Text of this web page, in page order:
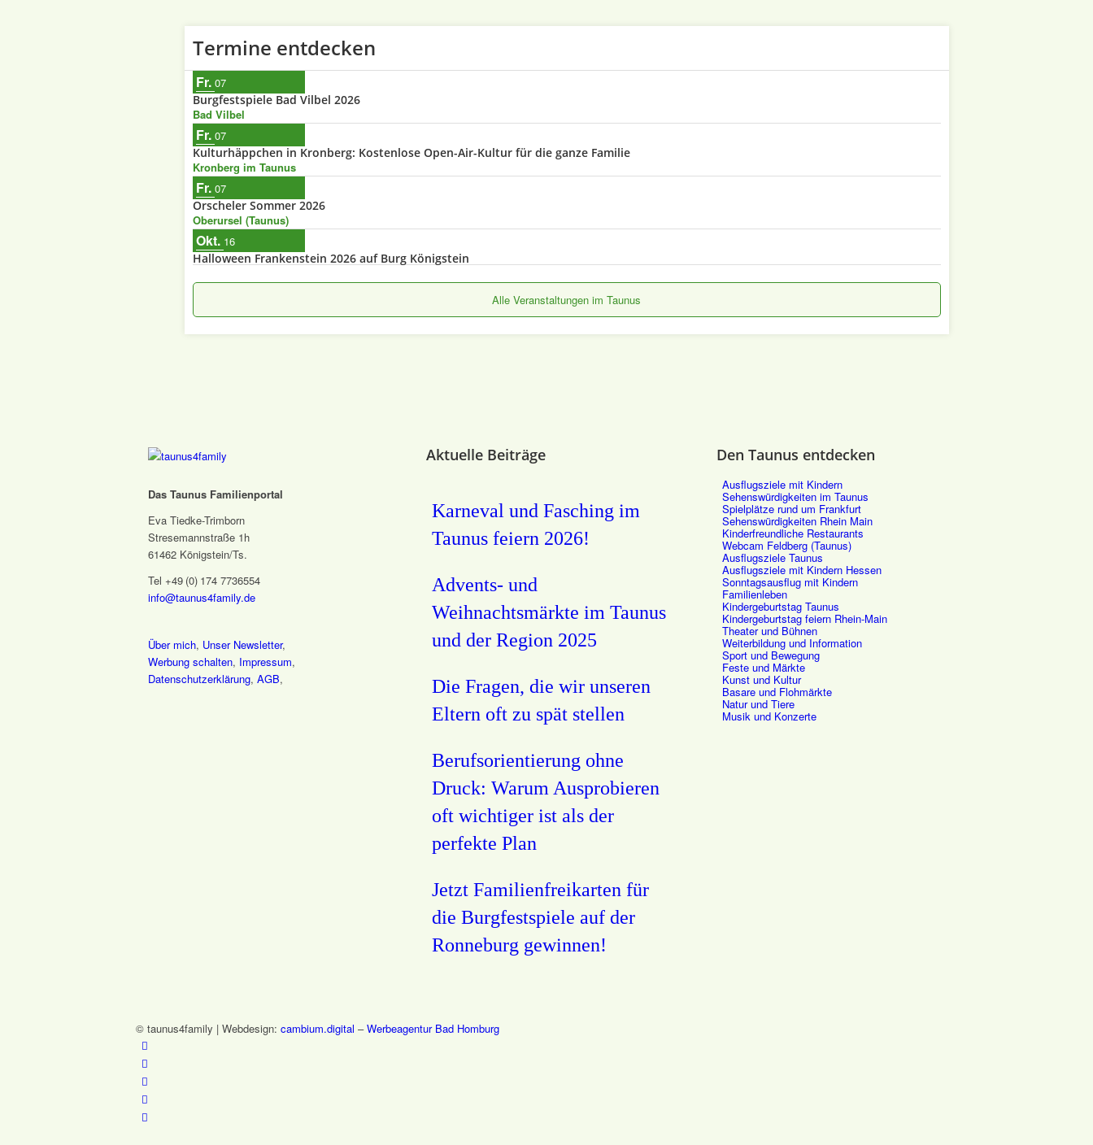
Termine entdecken
Fr. 07
Burgfestspiele Bad Vilbel 2026
Bad Vilbel
Fr. 07
Kulturhäppchen in Kronberg: Kostenlose Open-Air-Kultur für die ganze Familie
Kronberg im Taunus
Fr. 07
Orscheler Sommer 2026
Oberursel (Taunus)
Okt. 16
Halloween Frankenstein 2026 auf Burg Königstein
Alle Veranstaltungen im Taunus
Das Taunus Familienportal
Eva Tiedke-Trimborn
Stresemannstraße 1h
61462 Königstein/Ts.
Tel +49 (0) 174 7736554
info@taunus4family.de
Über mich, Unser Newsletter,
Werbung schalten, Impressum,
Datenschutz­erklärung, AGB,
Aktuelle Beiträge
Karneval und Fasching im
Taunus feiern 2026!
Advents- und
Weihnachtsmärkte im Taunus
und der Region 2025
Die Fragen, die wir unseren
Eltern oft zu spät stellen
Berufsorientierung ohne
Druck: Warum Ausprobieren
oft wichtiger ist als der
perfekte Plan
Jetzt Familienfreikarten für
die Burgfestspiele auf der
Ronneburg gewinnen!
Den Taunus entdecken
Ausflugsziele mit Kindern
Sehenswürdigkeiten im Taunus
Spielplätze rund um Frankfurt
Sehenswürdigkeiten Rhein Main
Kinderfreundliche Restaurants
Webcam Feldberg (Taunus)
Ausflugsziele Taunus
Ausflugsziele mit Kindern Hessen
Sonntagsausflug mit Kindern
Familienleben
Kindergeburtstag Taunus
Kindergeburtstag feiern Rhein-Main
Theater und Bühnen
Weiterbildung und Information
Sport und Bewegung
Feste und Märkte
Kunst und Kultur
Basare und Flohmärkte
Natur und Tiere
Musik und Konzerte
© taunus4family | Webdesign: cambium.digital –Werbeagentur Bad Homburg